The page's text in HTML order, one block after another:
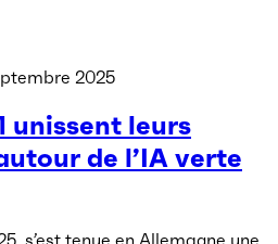
2025
unissent leurs
de l’IA verte